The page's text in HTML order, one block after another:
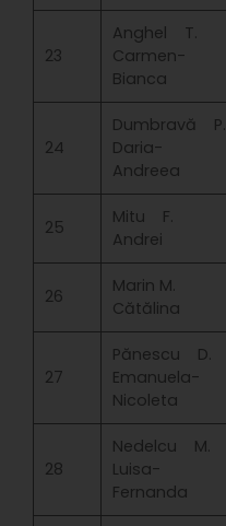
23
Anghel T.
Carmen-
Bianca
24
Dumbravă P.
Daria-
Andreea
25
Mitu F.
Andrei
26
Marin M.
Cătălina
27
Pănescu D.
Emanuela-
Nicoleta
28
Nedelcu M.
Luisa-
Fernanda